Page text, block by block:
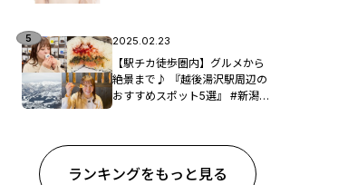
2025.02.23
【駅チカ徒歩圏内】グルメから
絶景まで♪ 『越後湯沢駅周辺の
おすすめスポット5選』 #新潟観
ランキングをもっと見る